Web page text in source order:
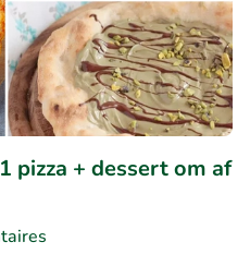
pizza + dessert om af